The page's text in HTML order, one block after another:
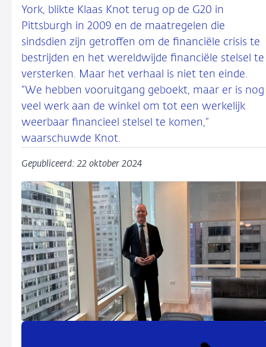
York, blikte Klaas Knot terug op de G20 in
Pittsburgh in 2009 en de maatregelen die
sindsdien zijn getroffen om de financiële crisis te
bestrijden en het wereldwijde financiële stelsel te
versterken. Maar het verhaal is niet ten einde.
“We hebben vooruitgang geboekt, maar er is nog
veel werk aan de winkel om tot een werkelijk
weerbaar financieel stelsel te komen,”
waarschuwde Knot.
Gepubliceerd: 22 oktober 2024